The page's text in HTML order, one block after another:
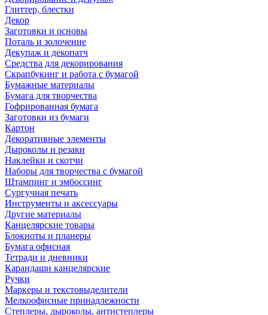
Глиттер, блестки
Декор
Заготовки и основы
Поталь и золочение
Декупаж и декопатч
Средства для декорирования
Скрапбукинг и работа с бумагой
Бумажные материалы
Бумага для творчества
Гофрированная бумага
Заготовки из бумаги
Картон
Декоративные элементы
Дыроколы и резаки
Наклейки и скотчи
Наборы для творчества с бумагой
Штампинг и эмбоссинг
Сургучная печать
Инструменты и аксессуары
Другие материалы
Канцелярские товары
Блокноты и планеры
Бумага офисная
Тетради и дневники
Карандаши канцелярские
Ручки
Маркеры и текстовыделители
Мелкоофисные принадлежности
Степлеры, дыроколы, антистеплеры